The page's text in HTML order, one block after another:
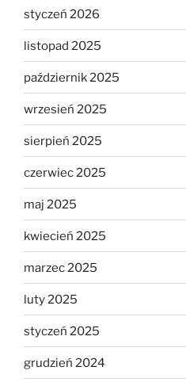
styczeń 2026
listopad 2025
październik 2025
wrzesień 2025
sierpień 2025
czerwiec 2025
maj 2025
kwiecień 2025
marzec 2025
luty 2025
styczeń 2025
grudzień 2024